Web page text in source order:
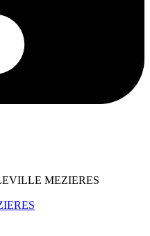
MEZIERES